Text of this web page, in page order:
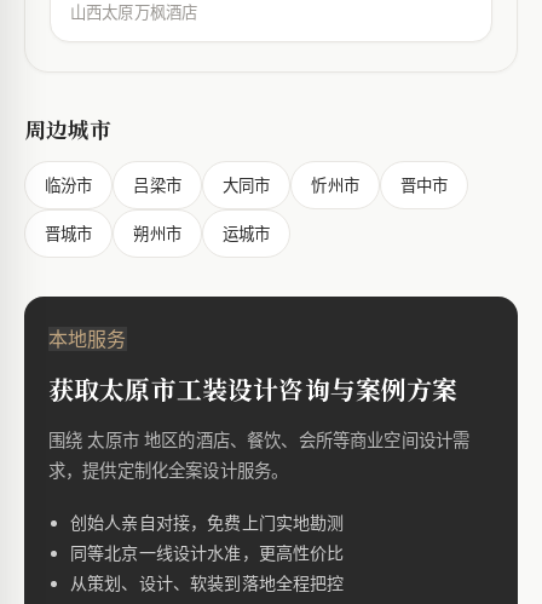
山西太原万枫酒店
周边城市
临汾市 吕梁市 大同市 忻州市 晋中市
晋城市 朔州市 运城市
本地服务
获取太原市工装设计咨询与案例方案
围绕 太原市 地区的酒店、餐饮、会所等商业空间设计需
求，提供定制化全案设计服务。
创始人亲自对接，免费上门实地勘测
同等北京一线设计水准，更高性价比
从策划、设计、软装到落地全程把控